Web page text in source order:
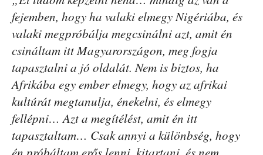
fejemben, hogy ha valaki elmegy Nigériába, és
valaki megpróbálja megcsinálni azt, amit én
csináltam itt Magyarországon, meg fogja
tapasztalni a jó oldalát. Nem is biztos, ha
Afrikába egy ember elmegy, hogy az afrikai
kultúrát megtanulja, énekelni, és elmegy
fellépni… Azt a megítélést, amit én itt
tapasztaltam… Csak annyi a különbség, hogy